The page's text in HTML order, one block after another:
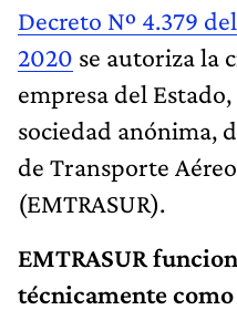
Decreto Nº 4.379
2020 se autoriza la
empresa del
sociedad anónima,
de Transporte
(EMTRASUR).
EMTRASUR
técnicamente